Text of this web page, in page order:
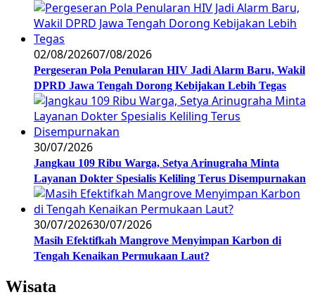
02/08/202607/08/2026
Pergeseran Pola Penularan HIV Jadi Alarm Baru, Wakil
DPRD Jawa Tengah Dorong Kebijakan Lebih Tegas
30/07/2026
Jangkau 109 Ribu Warga, Setya Arinugraha Minta
Layanan Dokter Spesialis Keliling Terus Disempurnakan
30/07/202630/07/2026
Masih Efektifkah Mangrove Menyimpan Karbon di
Tengah Kenaikan Permukaan Laut?
Wisata